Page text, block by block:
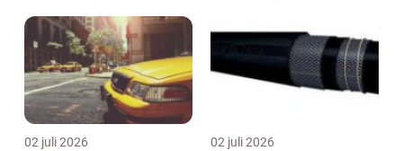
02 juli 2026 02 juli 2026